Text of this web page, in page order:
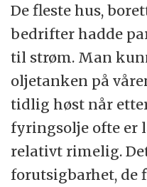
De fleste hus,
bedrifter hadde
til strøm. Man
oljetanken på
tidlig høst når
fyringsolje ofte er
relativt rimelig.
forutsigbarhet, de